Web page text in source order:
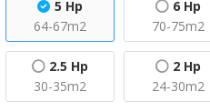
5 Hp
64-67m2
6 Hp
70-75m2
2.5 Hp
30-35m2
2 Hp
24-30m2